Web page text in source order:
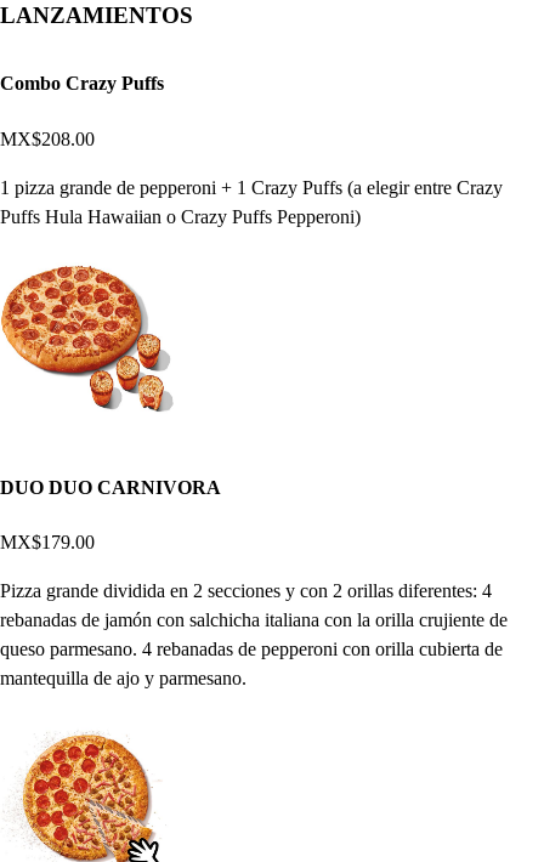
LANZAMIENTOS
Combo Crazy Puffs
MX$208.00
1 pizza grande de pepperoni + 1 Crazy Puffs (a elegir entre Crazy
Puffs Hula Hawaiian o Crazy Puffs Pepperoni)
DUO DUO CARNIVORA
MX$179.00
Pizza grande dividida en 2 secciones y con 2 orillas diferentes: 4
rebanadas de jamón con salchicha italiana con la orilla crujiente de
queso parmesano. 4 rebanadas de pepperoni con orilla cubierta de
mantequilla de ajo y parmesano.